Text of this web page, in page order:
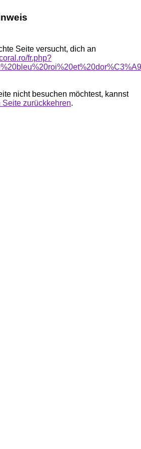
Seite versucht, dich an
fr.php?
nicht besuchen möchtest, kannst
zurückkehren.